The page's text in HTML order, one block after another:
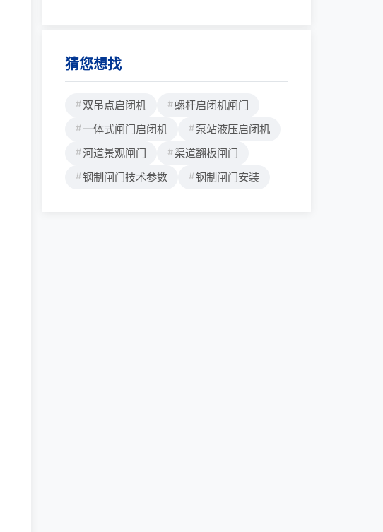
猜您想找
双吊点启闭机
螺杆启闭机闸门
一体式闸门启闭机
泵站液压启闭机
河道景观闸门
渠道翻板闸门
钢制闸门技术参数
钢制闸门安装